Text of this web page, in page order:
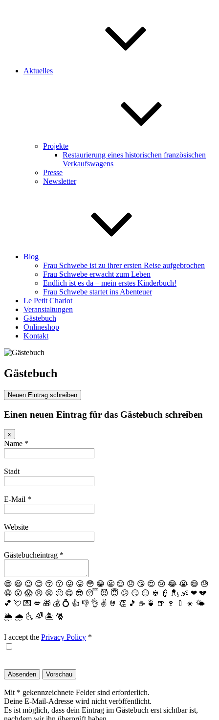
Aktuelles
Projekte
Restaurierung eines historischen französischen
Verkaufswagens
Presse
Newsletter
Blog
Frau Schwebe ist zu ihrer ersten Reise aufgebrochen
Frau Schwebe erwacht zum Leben
Endlich ist es da – mein erstes Kinderbuch!
Frau Schwebe startet ins Abenteuer
Le Petit Chariot
Veranstaltungen
Gästebuch
Onlineshop
Kontakt
Gästebuch
Einen neuen Eintrag für das Gästebuch schreiben
x
Formular
ausblenden
Name *
Stadt
E-Mail *
Website
Gästebucheintrag *
😄 😃 😉 😊 😚 😗 😜 😛 😳 😁 😬 😌 😞 😘 😍 😢 😂 😭 😅 😓
😩 😮 😱 😠 😡 😤 😋 😎 😴 😈 😇 😕 😏 😑 👲 👮 💂 👶 ❤ 💔
💕 💘 💌 💋 🎁 💰 💍 👍 👎 👌 ✌️ 🤘 👏 🎵 ☕️ 🍵 🍺 🍷 🍼 ☀️ 🌤
🌦 🌧 🌜 🌈 🏝 🎅
I accept the Privacy Policy *
Mit * gekennzeichnete Felder sind erforderlich.
Deine E-Mail-Adresse wird nicht veröffentlicht.
Es ist möglich, dass dein Eintrag im Gästebuch erst sichtbar ist,